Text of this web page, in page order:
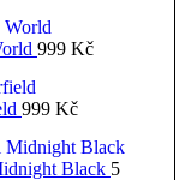
999 Kč
999 Kč
Black 5